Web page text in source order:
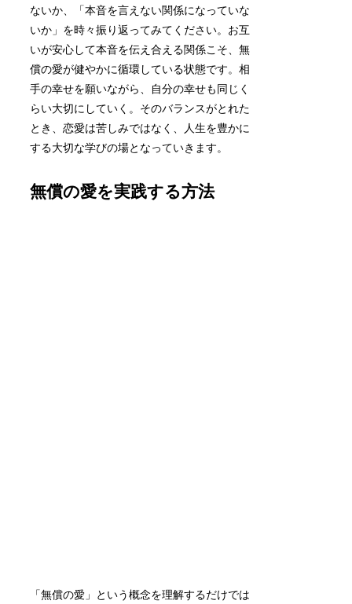
ないか、「本音を言えない関係になっていな
いか」を時々振り返ってみてください。お互
いが安心して本音を伝え合える関係こそ、無
償の愛が健やかに循環している状態です。相
手の幸せを願いながら、自分の幸せも同じく
らい大切にしていく。そのバランスがとれた
とき、恋愛は苦しみではなく、人生を豊かに
する大切な学びの場となっていきます。
無償の愛を実践する方法
「無償の愛」という概念を理解するだけでは